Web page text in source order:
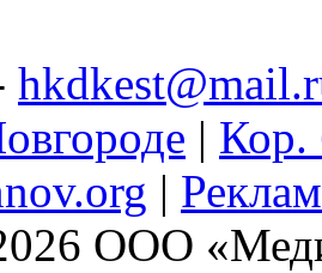
| Кор.
|
ООО